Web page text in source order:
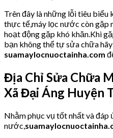
Trên đây là những lỗi tiêu
thực tế,máy lọc nước còn gặp
hoạt động gặp khó khăn.Khi
bạn không thể tự sửa chữa
suamaylocnuoctainha.com
Địa Chỉ Sửa Chữa
Xã Đại Áng Huyện
Nhằm phục vụ tốt nhất và đáp
nước,